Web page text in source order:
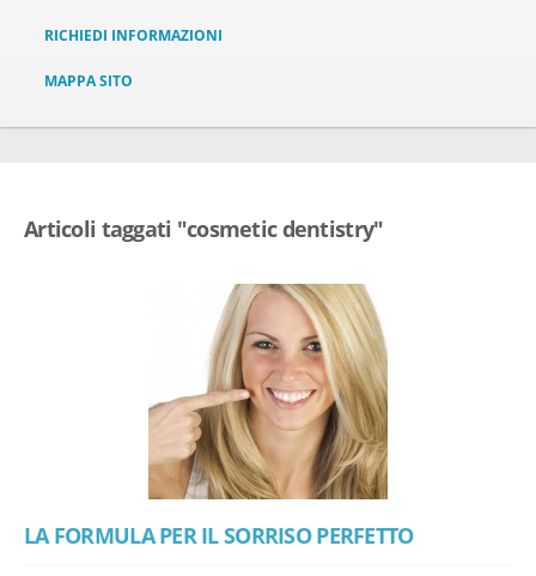
RICHIEDI INFORMAZIONI
MAPPA SITO
Articoli taggati "cosmetic dentistry"
LA FORMULA PER IL SORRISO PERFETTO